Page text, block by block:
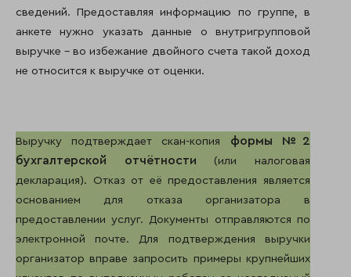
сведений. Предоставляя информацию по группе, в
анкете нужно указать данные о внутригрупповой
выручке – во избежание двойного счета такой доход
не относится к выручке от оценки.
Выручку подтверждает скан-копия формы №2
бухгалтерской отчётности (или налоговая
декларация). Отказ от её предоставления является
основанием для отказа организатора в
предоставлении услуг. Документы отправляются по
электронной почте. Для подтверждения выручки
организатор вправе запросить примеры крупнейших